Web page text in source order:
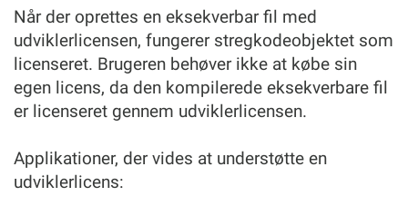
Når der oprettes en eksekverbar fil med
udviklerlicensen, fungerer stregkodeobjektet som
licenseret. Brugeren behøver ikke at købe sin
egen licens, da den kompilerede eksekverbare fil
er licenseret gennem udviklerlicensen.
Applikationer, der vides at understøtte en
udviklerlicens: